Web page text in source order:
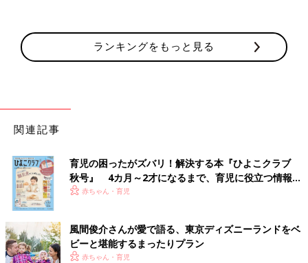
ランキングをもっと見る
関連記事
育児の困ったがズバリ！解決する本『ひよこクラブ
秋号』 4カ月～2才になるまで、育児に役立つ情報が
いっぱい！
赤ちゃん・育児
風間俊介さんが愛で語る、東京ディズニーランドをベ
ビーと堪能するまったりプラン
赤ちゃん・育児